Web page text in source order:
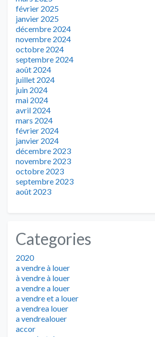
février 2025
janvier 2025
décembre 2024
novembre 2024
octobre 2024
septembre 2024
août 2024
juillet 2024
juin 2024
mai 2024
avril 2024
mars 2024
février 2024
janvier 2024
décembre 2023
novembre 2023
octobre 2023
septembre 2023
août 2023
Categories
2020
a vendre à louer
à vendre à louer
a vendre a louer
a vendre et a louer
a vendrea louer
a vendrealouer
accor